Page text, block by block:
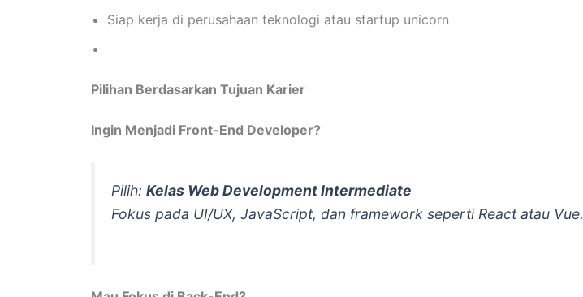
Siap kerja di perusahaan teknologi atau startup unicorn
Pilihan Berdasarkan Tujuan Karier
Ingin Menjadi Front-End Developer?
Pilih: Kelas Web Development Intermediate
Fokus pada UI/UX, JavaScript, dan framework seperti React atau Vue.